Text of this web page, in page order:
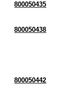
800050435
800050438
800050442